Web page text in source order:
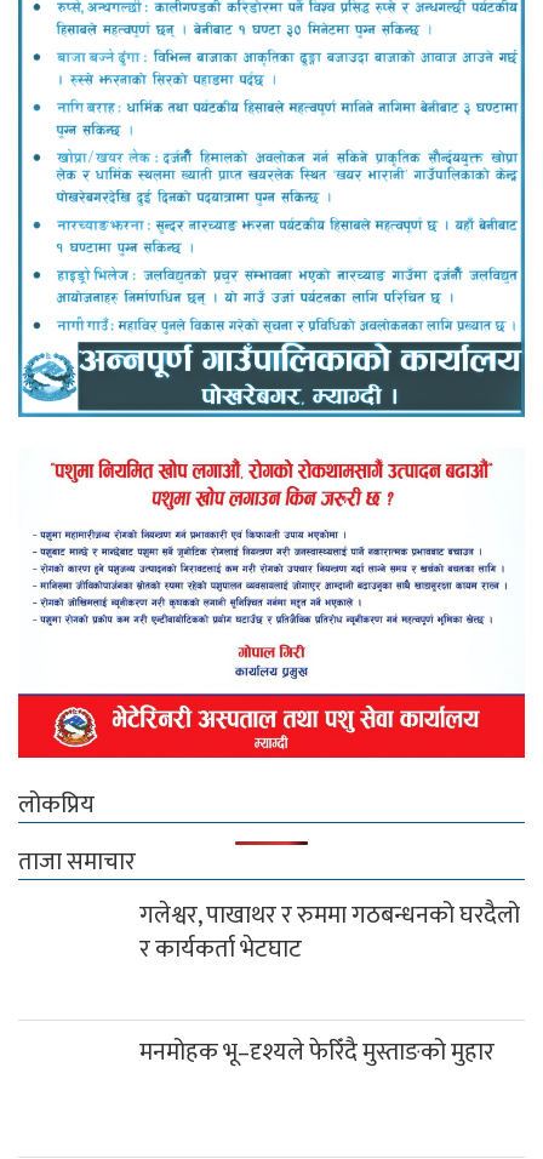
लोकप्रिय
ताजा समाचार
गलेश्वर, पाखाथर र रुममा गठबन्धनको घरदैलो
र कार्यकर्ता भेटघाट
मनमोहक भू–दृश्यले फेरिँदै मुस्ताङको मुहार